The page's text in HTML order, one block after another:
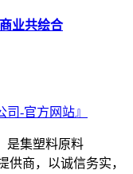
业共绘合
是集塑料原料
供商，以诚信务实，